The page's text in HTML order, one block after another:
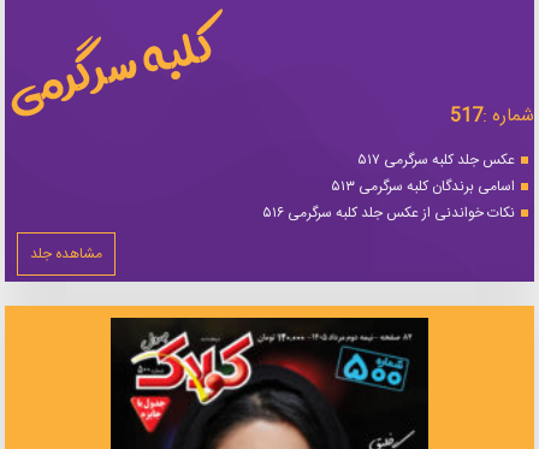
شماره :517
عکس جلد کلبه سرگرمی ۵۱۷
اسامی برندگان کلبه سرگرمی ۵۱۳
نکات خواندنی از عکس جلد کلبه سرگرمی ۵۱۶
مشاهده جلد